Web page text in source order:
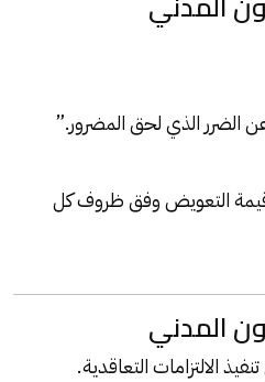
الضرر الذي لحق المضرور.”
التعويض وفق ظروف كل
الالتزامات التعاقدية.